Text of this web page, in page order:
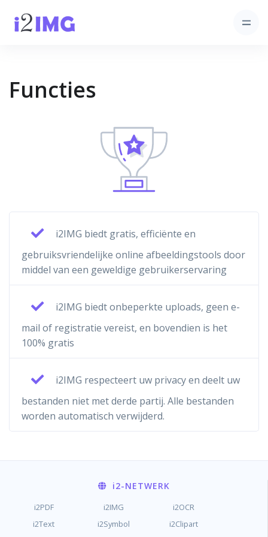
Functies
i2IMG biedt gratis, efficiënte en
gebruiksvriendelijke online afbeeldingstools door
middel van een geweldige gebruikerservaring
i2IMG biedt onbeperkte uploads, geen e-
mail of registratie vereist, en bovendien is het
100% gratis
i2IMG respecteert uw privacy en deelt uw
bestanden niet met derde partij. Alle bestanden
worden automatisch verwijderd.
i2-NETWERK
i2PDF i2IMG
i2OCR
i2Text
i2Symbol
i2Clipart